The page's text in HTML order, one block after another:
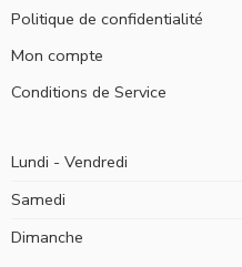
Politique de confidentialité
Mon compte
Conditions de Service
Lundi - Vendredi
Samedi
Dimanche